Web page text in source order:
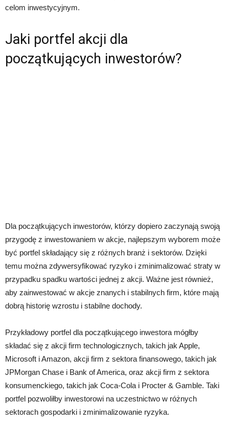
celom inwestycyjnym.
Jaki portfel akcji dla
początkujących inwestorów?
Dla początkujących inwestorów, którzy dopiero zaczynają swoją
przygodę z inwestowaniem w akcje, najlepszym wyborem może
być portfel składający się z różnych branż i sektorów. Dzięki
temu można zdywersyfikować ryzyko i zminimalizować straty w
przypadku spadku wartości jednej z akcji. Ważne jest również,
aby zainwestować w akcje znanych i stabilnych firm, które mają
dobrą historię wzrostu i stabilne dochody.
Przykładowy portfel dla początkującego inwestora mógłby
składać się z akcji firm technologicznych, takich jak Apple,
Microsoft i Amazon, akcji firm z sektora finansowego, takich jak
JPMorgan Chase i Bank of America, oraz akcji firm z sektora
konsumenckiego, takich jak Coca-Cola i Procter & Gamble. Taki
portfel pozwoliłby inwestorowi na uczestnictwo w różnych
sektorach gospodarki i zminimalizowanie ryzyka.